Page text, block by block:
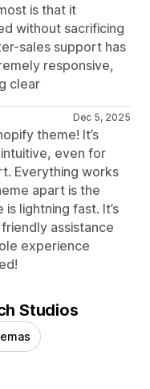
is that it
without sacrificing
sales support has
responsive,
clear
Dec 5, 2025
theme! It’s
even for
Everything works
apart is the
lightning fast. It’s
assistance
experience
Studios